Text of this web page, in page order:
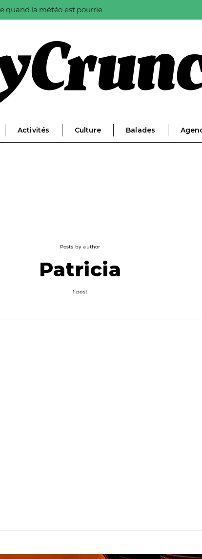
quand la météo est pourrie
Activités Culture Balades
Posts by author
Patricia
1 post